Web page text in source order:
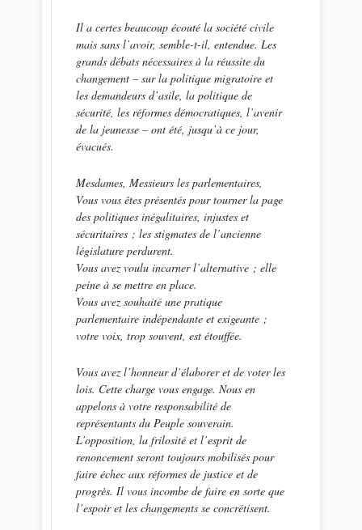
Il a certes beaucoup écouté la société civile
mais sans l’avoir, semble-t-il, entendue. Les
grands débats nécessaires à la réussite du
changement – sur la politique migratoire et
les demandeurs d’asile, la politique de
sécurité, les réformes démocratiques, l’avenir
de la jeunesse – ont été, jusqu’à ce jour,
évacués.
Mesdames, Messieurs les parlementaires,
Vous vous êtes présentés pour tourner la page
des politiques inégalitaires, injustes et
sécuritaires ; les stigmates de l’ancienne
législature perdurent.
Vous avez voulu incarner l’alternative ; elle
peine à se mettre en place.
Vous avez souhaité une pratique
parlementaire indépendante et exigeante ;
votre voix, trop souvent, est étouffée.
Vous avez l’honneur d’élaborer et de voter les
lois. Cette charge vous engage. Nous en
appelons à votre responsabilité de
représentants du Peuple souverain.
L’opposition, la frilosité et l’esprit de
renoncement seront toujours mobilisés pour
faire échec aux réformes de justice et de
progrès. Il vous incombe de faire en sorte que
l’espoir et les changements se concrétisent.